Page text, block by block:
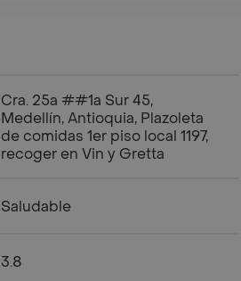
Cra. 25a ##1a Sur 45,
Medellín, Antioquia, Plazoleta
de comidas 1er piso local 1197,
recoger en Vin y Gretta
Saludable
3.8